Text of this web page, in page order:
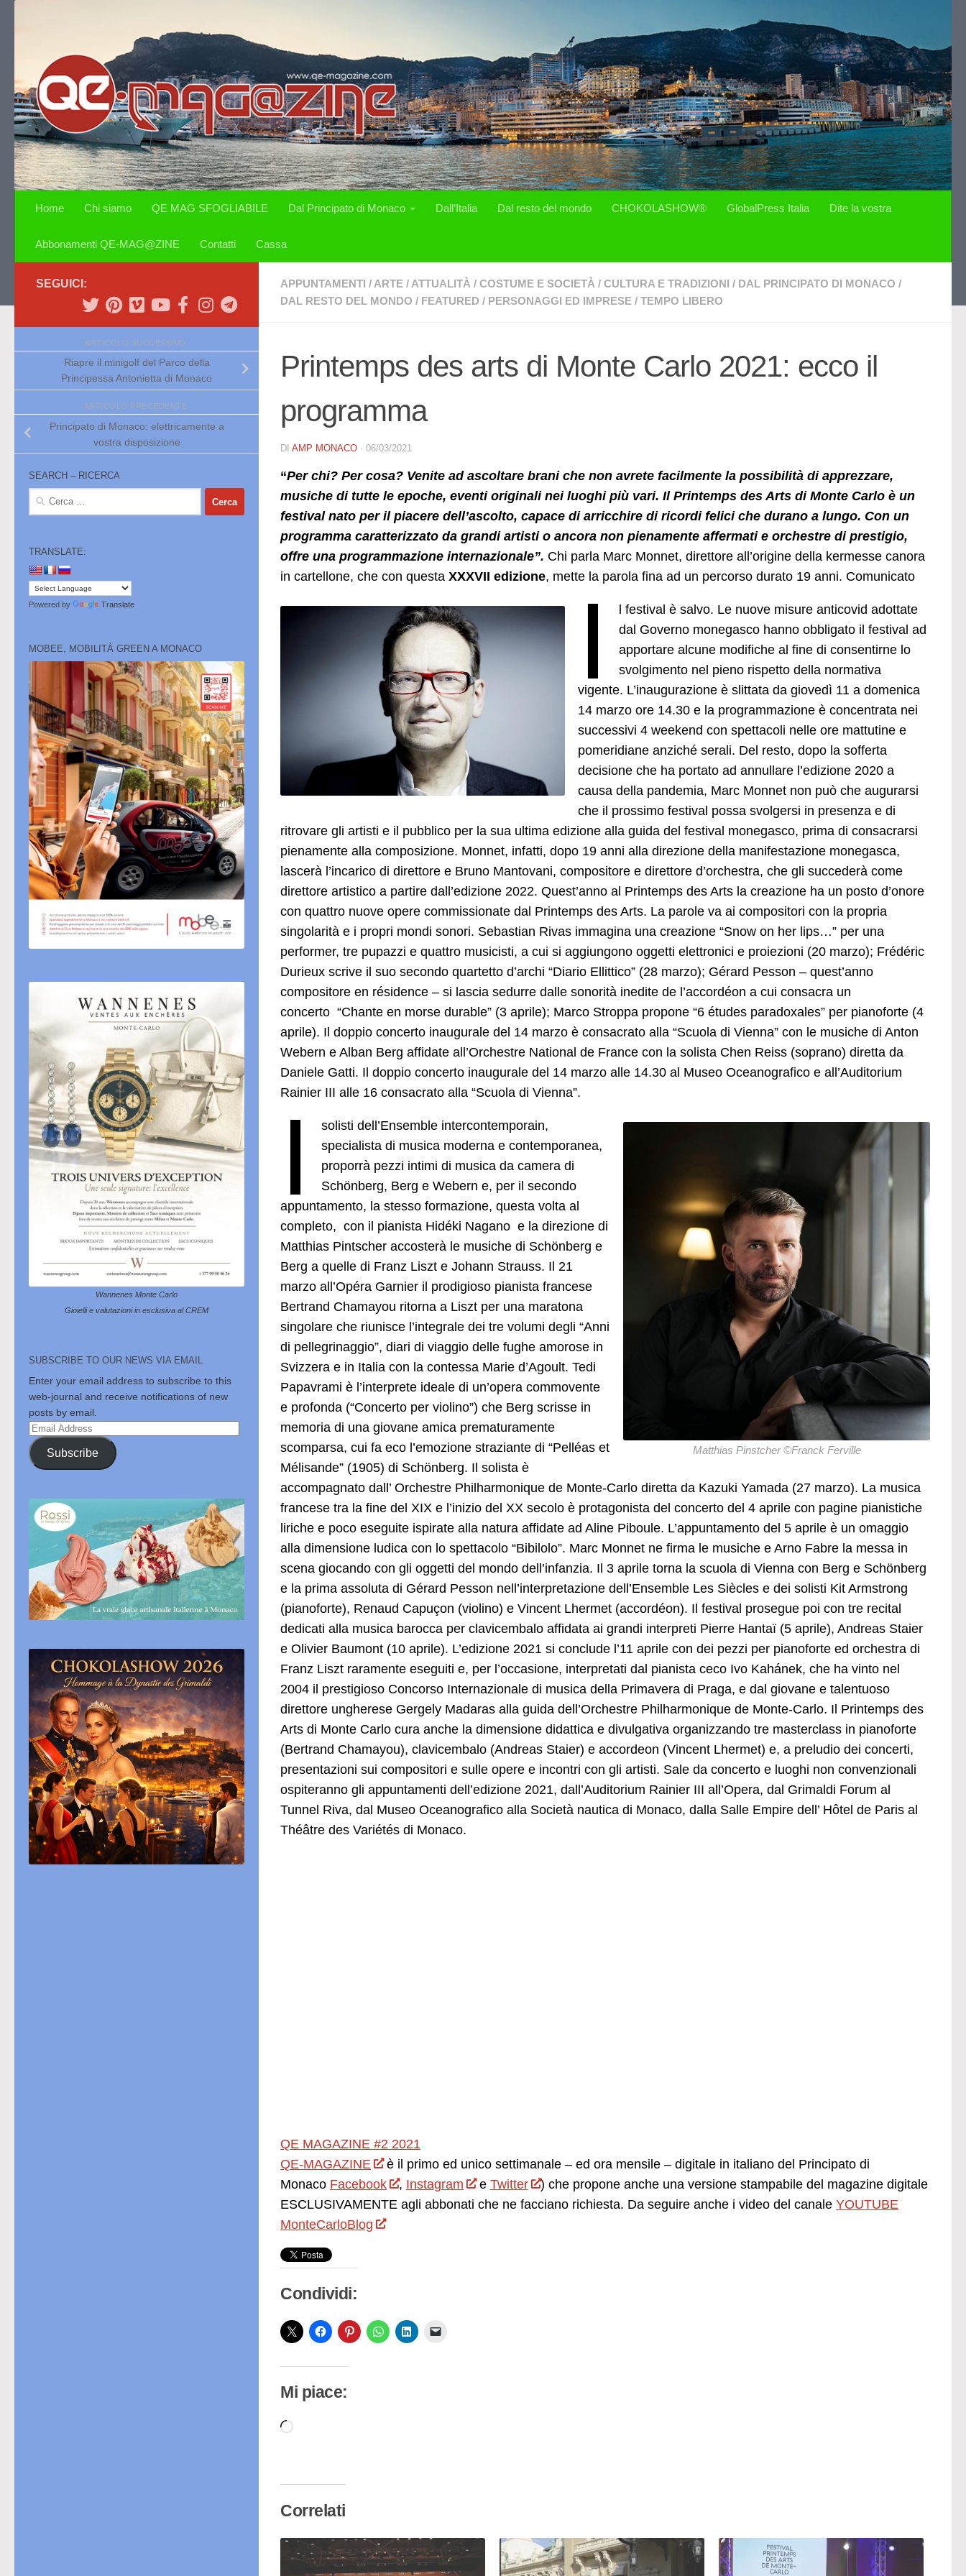
Home Chi siamo QE MAG SFOGLIABILE Dal Principato di Monaco Dall’Italia Dal resto del mondo CHOKOLASHOW® GlobalPress Italia Dite la vostra
Abbonamenti QE-MAG@ZINE Contatti Cassa
APPUNTAMENTI / ARTE / ATTUALITÀ / COSTUME E SOCIETÀ / CULTURA E TRADIZIONI / DAL PRINCIPATO DI MONACO /
DAL RESTO DEL MONDO / FEATURED / PERSONAGGI ED IMPRESE / TEMPO LIBERO
Printemps des arts di Monte Carlo 2021: ecco il
programma
DI AMP MONACO · 06/03/2021
“Per chi? Per cosa? Venite ad ascoltare brani che non avrete facilmente la possibilità di apprezzare,
musiche di tutte le epoche, eventi originali nei luoghi più vari. Il Printemps des Arts di Monte Carlo è un
festival nato per il piacere dell’ascolto, capace di arricchire di ricordi felici che durano a lungo. Con un
programma caratterizzato da grandi artisti o ancora non pienamente affermati e orchestre di prestigio,
offre una programmazione internazionale”. Chi parla Marc Monnet, direttore all’origine della kermesse canora
in cartellone, che con questa XXXVII edizione, mette la parola fina ad un percorso durato 19 anni. Comunicato
I
l festival è salvo. Le nuove misure anticovid adottate
dal Governo monegasco hanno obbligato il festival ad
apportare alcune modifiche al fine di consentirne lo
svolgimento nel pieno rispetto della normativa
vigente. L’inaugurazione è slittata da giovedì 11 a domenica
14 marzo ore 14.30 e la programmazione è concentrata nei
successivi 4 weekend con spettacoli nelle ore mattutine e
pomeridiane anziché serali. Del resto, dopo la sofferta
decisione che ha portato ad annullare l’edizione 2020 a
causa della pandemia, Marc Monnet non può che augurarsi
che il prossimo festival possa svolgersi in presenza e di
ritrovare gli artisti e il pubblico per la sua ultima edizione alla guida del festival monegasco, prima di consacrarsi
pienamente alla composizione. Monnet, infatti, dopo 19 anni alla direzione della manifestazione monegasca,
lascerà l’incarico di direttore e Bruno Mantovani, compositore e direttore d’orchestra, che gli succederà come
direttore artistico a partire dall’edizione 2022. Quest’anno al Printemps des Arts la creazione ha un posto d’onore
con quattro nuove opere commissionate dal Printemps des Arts. La parole va ai compositori con la propria
singolarità e i propri mondi sonori. Sebastian Rivas immagina una creazione “Snow on her lips…” per una
performer, tre pupazzi e quattro musicisti, a cui si aggiungono oggetti elettronici e proiezioni (20 marzo); Frédéric
Durieux scrive il suo secondo quartetto d’archi “Diario Ellittico” (28 marzo); Gérard Pesson – quest’anno
compositore en résidence – si lascia sedurre dalle sonorità inedite de l’accordéon a cui consacra un
concerto “Chante en morse durable” (3 aprile); Marco Stroppa propone “6 études paradoxales” per pianoforte (4
aprile). Il doppio concerto inaugurale del 14 marzo è consacrato alla “Scuola di Vienna” con le musiche di Anton
Webern e Alban Berg affidate all’Orchestre National de France con la solista Chen Reiss (soprano) diretta da
Daniele Gatti. Il doppio concerto inaugurale del 14 marzo alle 14.30 al Museo Oceanografico e all’Auditorium
Rainier III alle 16 consacrato alla “Scuola di Vienna”.
Matthias Pinstcher ©Franck Ferville
I
solisti dell’Ensemble intercontemporain,
specialista di musica moderna e contemporanea,
proporrà pezzi intimi di musica da camera di
Schönberg, Berg e Webern e, per il secondo
appuntamento, la stesso formazione, questa volta al
completo, con il pianista Hidéki Nagano e la direzione di
Matthias Pintscher accosterà le musiche di Schönberg e
Berg a quelle di Franz Liszt e Johann Strauss. Il 21
marzo all’Opéra Garnier il prodigioso pianista francese
Bertrand Chamayou ritorna a Liszt per una maratona
singolare che riunisce l’integrale dei tre volumi degli “Anni
di pellegrinaggio”, diari di viaggio delle fughe amorose in
Svizzera e in Italia con la contessa Marie d’Agoult. Tedi
Papavrami è l’interprete ideale di un’opera commovente
e profonda (“Concerto per violino”) che Berg scrisse in
memoria di una giovane amica prematuramente
scomparsa, cui fa eco l’emozione straziante di “Pelléas et
Mélisande” (1905) di Schönberg. Il solista è
accompagnato dall’ Orchestre Philharmonique de Monte-Carlo diretta da Kazuki Yamada (27 marzo). La musica
francese tra la fine del XIX e l’inizio del XX secolo è protagonista del concerto del 4 aprile con pagine pianistiche
liriche e poco eseguite ispirate alla natura affidate ad Aline Piboule. L’appuntamento del 5 aprile è un omaggio
alla dimensione ludica con lo spettacolo “Bibilolo”. Marc Monnet ne firma le musiche e Arno Fabre la messa in
scena giocando con gli oggetti del mondo dell’infanzia. Il 3 aprile torna la scuola di Vienna con Berg e Schönberg
e la prima assoluta di Gérard Pesson nell’interpretazione dell’Ensemble Les Siècles e dei solisti Kit Armstrong
(pianoforte), Renaud Capuçon (violino) e Vincent Lhermet (accordéon). Il festival prosegue poi con tre recital
dedicati alla musica barocca per clavicembalo affidata ai grandi interpreti Pierre Hantaï (5 aprile), Andreas Staier
e Olivier Baumont (10 aprile). L’edizione 2021 si conclude l’11 aprile con dei pezzi per pianoforte ed orchestra di
Franz Liszt raramente eseguiti e, per l’occasione, interpretati dal pianista ceco Ivo Kahánek, che ha vinto nel
2004 il prestigioso Concorso Internazionale di musica della Primavera di Praga, e dal giovane e talentuoso
direttore ungherese Gergely Madaras alla guida dell’Orchestre Philharmonique de Monte-Carlo. Il Printemps des
Arts di Monte Carlo cura anche la dimensione didattica e divulgativa organizzando tre masterclass in pianoforte
(Bertrand Chamayou), clavicembalo (Andreas Staier) e accordeon (Vincent Lhermet) e, a preludio dei concerti,
presentazioni sui compositori e sulle opere e incontri con gli artisti. Sale da concerto e luoghi non convenzionali
ospiteranno gli appuntamenti dell’edizione 2021, dall’Auditorium Rainier III all’Opera, dal Grimaldi Forum al
Tunnel Riva, dal Museo Oceanografico alla Società nautica di Monaco, dalla Salle Empire dell’ Hôtel de Paris al
Théâtre des Variétés di Monaco.
QE MAGAZINE #2 2021
QE-MAGAZINE
è il primo ed unico settimanale – ed ora mensile – digitale in italiano del Principato di
Monaco Facebook , Instagram e Twitter
) che propone anche una versione stampabile del magazine digitale
ESCLUSIVAMENTE agli abbonati che ne facciano richiesta. Da seguire anche i video del canale YOUTUBE
MonteCarloBlog
Condividi:
Mi piace:
Caricamento
Correlati
SEGUICI:
ARTICOLO SUCCESSIVO
Riapre il minigolf del Parco della
Principessa Antonietta di Monaco
ARTICOLO PRECEDENTE
Principato di Monaco: elettricamente a
vostra disposizione
SEARCH – RICERCA
Ricerca
TRANSLATE:
Powered by Translate
MOBEE, MOBILITÀ GREEN A MONACO
Wannenes Monte Carlo
Gioielli e valutazioni in esclusiva al CREM
SUBSCRIBE TO OUR NEWS VIA EMAIL
Enter your email address to subscribe to this
web-journal and receive notifications of new
posts by email.
Email
Address
Subscribe